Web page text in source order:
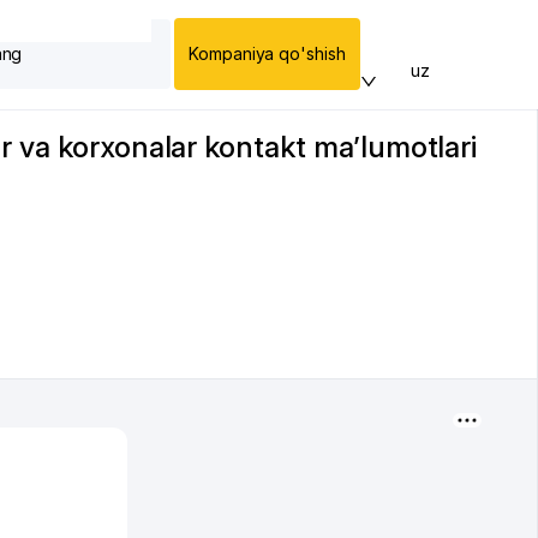
Kompaniya qo'shish
uz
korxonalar kontakt ma’lumotlari